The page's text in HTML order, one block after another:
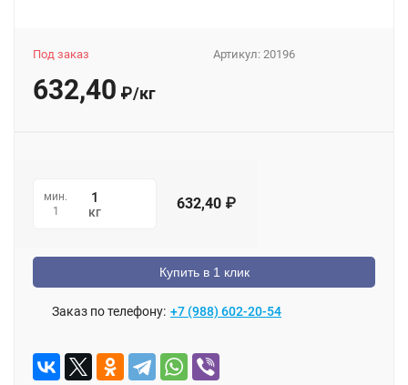
Артикул: 20196
Под заказ
632,40 ₽/кг
мин.
1
кг 632,40 ₽
Купить в 1 клик
Заказ по телефону: +7 (988) 602-20-54